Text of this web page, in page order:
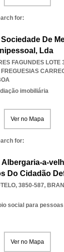
for:
De
Lda
FAGUNDES LOTE
imobiliária
Ver no Mapa
for:
a-
Do Cidadão
3850-587,
social para
Ver no Mapa